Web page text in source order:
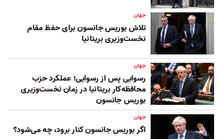
جهان
تلاش بوریس جانسون برای حفظ مقام
نخست‌وزیری بریتانیا
جهان
رسوایی پس از رسوایی؛ عملکرد حزب
محافظه‌کار بریتانیا در زمان نخست‌وزیری
بوریس جانسون
جهان
اگر بوریس جانسون کنار برود، چه می‌شود؟